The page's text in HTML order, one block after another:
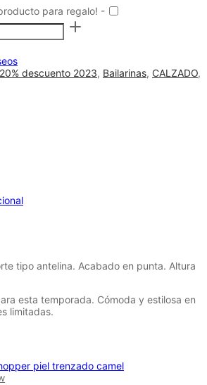
para regalo! -
20% descuento 2023, Bailarinas, CALZADO,
tipo antelina. Acabado en punta. Altura
esta temporada. Cómoda y estilosa en
limitadas.